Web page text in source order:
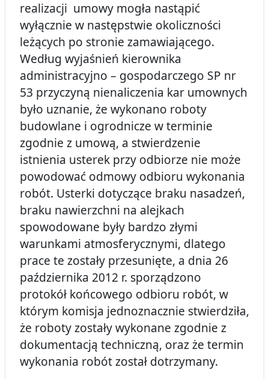
realizacji umowy mogła nastąpić
wyłącznie w następstwie okoliczności
leżących po stronie zamawiającego.
Według wyjaśnień kierownika
administracyjno – gospodarczego SP nr
53 przyczyną nienaliczenia kar umownych
było uznanie, że wykonano roboty
budowlane i ogrodnicze w terminie
zgodnie z umową, a stwierdzenie
istnienia usterek przy odbiorze nie może
powodować odmowy odbioru wykonania
robót. Usterki dotyczące braku nasadzeń,
braku nawierzchni na alejkach
spowodowane były bardzo złymi
warunkami atmosferycznymi, dlatego
prace te zostały przesunięte, a dnia 26
października 2012 r. sporządzono
protokół końcowego odbioru robót, w
którym komisja jednoznacznie stwierdziła,
że roboty zostały wykonane zgodnie z
dokumentacją techniczną, oraz że termin
wykonania robót został dotrzymany.